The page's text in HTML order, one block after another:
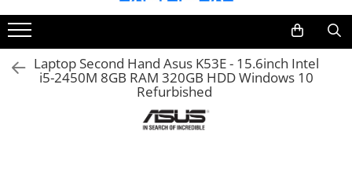
Mouseuri
Încărcătoare
Laptop Second Hand Asus K53E - 15.6inch Intel
i5-2450M 8GB RAM 320GB HDD Windows 10
Refurbished